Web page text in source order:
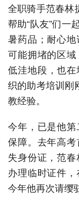
全职骑手范春林
帮助“队友”们一
暑药品；耐心
可能拥堵的区
低洼地段，也
织的助考培训刚
教经验。
今年，已是他
保障。去年高
失身份证，范
办理临时证件，
今年他再次请缨